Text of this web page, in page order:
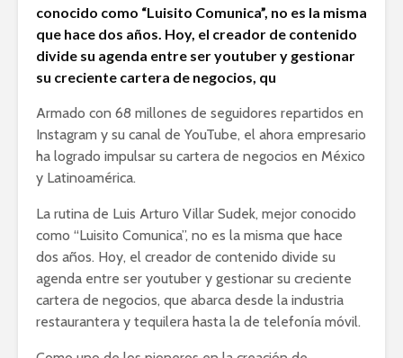
conocido como “Luisito Comunica”, no es la misma
que hace dos años. Hoy, el creador de contenido
divide su agenda entre ser youtuber y gestionar
su creciente cartera de negocios, qu
Armado con 68 millones de seguidores repartidos en
Instagram y su canal de YouTube, el ahora empresario
ha logrado impulsar su cartera de negocios en México
y Latinoamérica.
La rutina de Luis Arturo Villar Sudek, mejor conocido
como “Luisito Comunica”, no es la misma que hace
dos años. Hoy, el creador de contenido divide su
agenda entre ser youtuber y gestionar su creciente
cartera de negocios, que abarca desde la industria
restaurantera y tequilera hasta la de telefonía móvil.